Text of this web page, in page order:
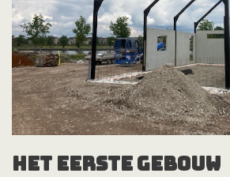
Het eerste gebouw